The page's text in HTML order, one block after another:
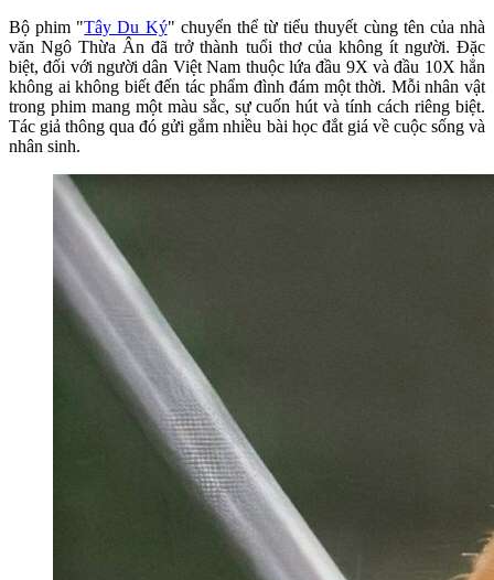
Bộ phim "Tây Du Ký" chuyển thể từ tiểu thuyết cùng tên của nhà
văn Ngô Thừa Ân đã trở thành tuổi thơ của không ít người. Đặc
biệt, đối với người dân Việt Nam thuộc lứa đầu 9X và đầu 10X hẳn
không ai không biết đến tác phẩm đình đám một thời. Mỗi nhân vật
trong phim mang một màu sắc, sự cuốn hút và tính cách riêng biệt.
Tác giả thông qua đó gửi gắm nhiều bài học đắt giá về cuộc sống và
nhân sinh.